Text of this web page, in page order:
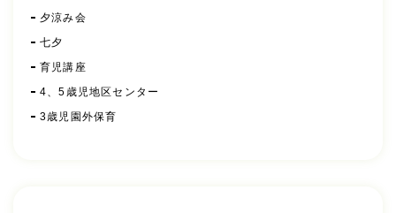
夕涼み会
七夕
育児講座
4、5歳児地区センター
3歳児園外保育